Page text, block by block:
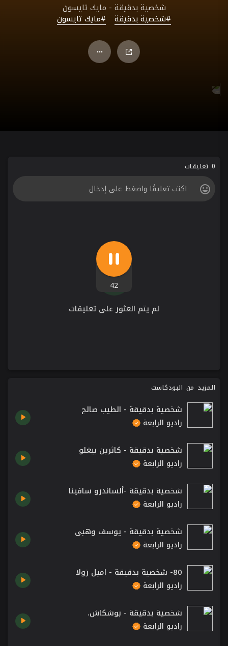
شخصية بدقيقة - مايك تايسون
#شخصية بدقيقة #مايك تايسون
42
0 تعليقات
لم يتم العثور على تعليقات
المزيد من البودكاست
شخصية بدقيقة - الطيب صالح
راديو الرابعة
شخصية بدقيقة - كاثرين بيغلو
راديو الرابعة
شخصية بدقيقة -ألساندرو سافينا
راديو الرابعة
شخصية بدقيقة - يوسف وهبي
راديو الرابعة
80- شخصية بدقيقة - اميل زولا
راديو الرابعة
شخصية بدقيقة - بوشكاش.
راديو الرابعة